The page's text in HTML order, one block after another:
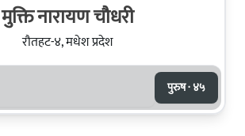
मुक्ति नारायण चौधरी
रौतहट-४, मधेश प्रदेश
पुरुष · ४५